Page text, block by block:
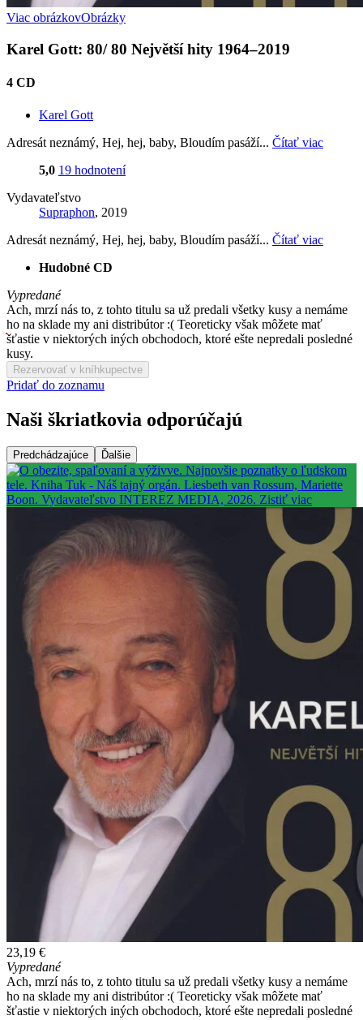
Viac obrázkovObrázky
Karel Gott: 80/ 80 Největší hity 1964–2019
4 CD
Karel Gott
Adresát neznámý, Hej, hej, baby, Bloudím pasáží... Čítať viac
5,0 19 hodnotení
Vydavateľstvo
Supraphon, 2019
Adresát neznámý, Hej, hej, baby, Bloudím pasáží... Čítať viac
Hudobné CD
Vypredané
Ach, mrzí nás to, z tohto titulu sa už predali všetky kusy a nemáme
ho na sklade my ani distribútor :( Teoreticky však môžete mať
šťastie v niektorých iných obchodoch, ktoré ešte nepredali posledné
kusy.
Rezervovať v kníhkupectve
Pridať do zoznamu
Naši škriatkovia odporúčajú
Predchádzajúce Ďalšie
23,19 €
Vypredané
Ach, mrzí nás to, z tohto titulu sa už predali všetky kusy a nemáme
ho na sklade my ani distribútor :( Teoreticky však môžete mať
šťastie v niektorých iných obchodoch, ktoré ešte nepredali posledné